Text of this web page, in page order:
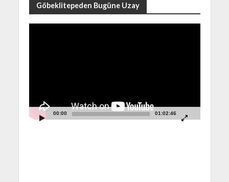
Göbeklitepeden Bugüne Uzay
00:00 01:02:46